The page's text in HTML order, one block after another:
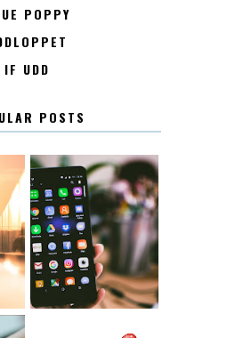
POPPY
IF UDD
POSTS
KONTAKTLISTA